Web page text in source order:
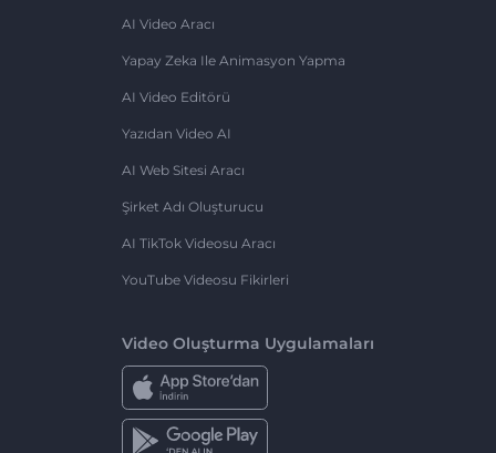
AI Video Aracı
Yapay Zeka Ile Animasyon Yapma
AI Video Editörü
Yazıdan Video AI
AI Web Sitesi Aracı
Şirket Adı Oluşturucu
AI TikTok Videosu Aracı
YouTube Videosu Fikirleri
Video Oluşturma Uygulamaları